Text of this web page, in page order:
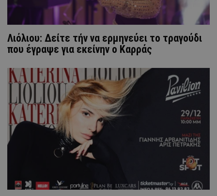
Λιόλιου: Δείτε τήν να ερμηνεύει το τραγούδι
που έγραψε για εκείνην ο Καρράς